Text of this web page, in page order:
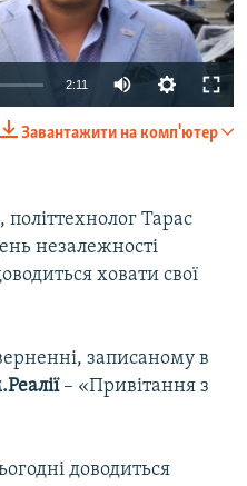
2:11
Завантажити на комп'ютер
Тарас
незалежності
ховати свої
записаному в
– «Привітання з
доводиться